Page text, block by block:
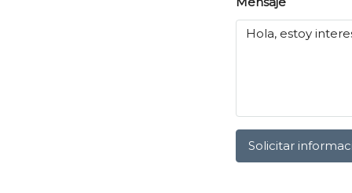
Solicitar